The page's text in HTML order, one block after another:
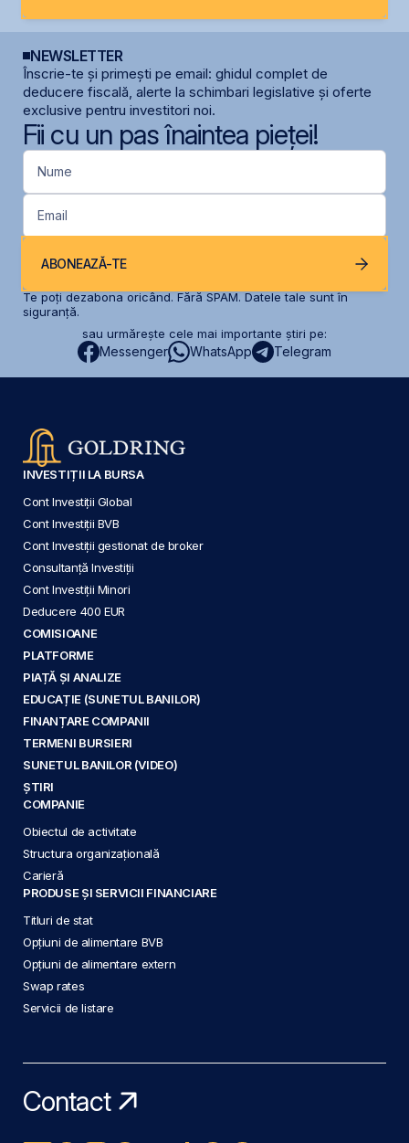
NEWSLETTER
Înscrie-te și primești pe email: ghidul complet de
deducere fiscală, alerte la schimbari legislative și oferte
exclusive pentru investitori noi.
Fii cu un pas înaintea pieței!
Nume
Email
ABONEAZĂ-TE
Te poți dezabona oricând. Fără SPAM. Datele tale sunt în
siguranță.
sau urmărește cele mai importante știri pe:
Messenger WhatsApp Telegram
INVESTIȚII LA BURSA
Cont Investiții Global
Cont Investiții BVB
Cont Investiții gestionat de broker
Consultanță Investiții
Cont Investiții Minori
Deducere 400 EUR
COMISIOANE
PLATFORME
PIAȚĂ ȘI ANALIZE
EDUCAȚIE (SUNETUL BANILOR)
FINANȚARE COMPANII
TERMENI BURSIERI
SUNETUL BANILOR (VIDEO)
ȘTIRI
COMPANIE
Obiectul de activitate
Structura organizațională
Carieră
PRODUSE ȘI SERVICII FINANCIARE
Titluri de stat
Opțiuni de alimentare BVB
Opțiuni de alimentare extern
Swap rates
Servicii de listare
Contact